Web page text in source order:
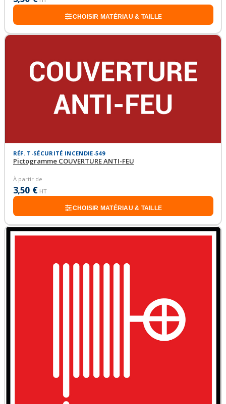
CHOISIR MATÉRIAU & TAILLE
RÉF. T-SÉCURITÉ INCENDIE-549
Pictogramme COUVERTURE ANTI-FEU
À partir de
3,50 € HT
CHOISIR MATÉRIAU & TAILLE